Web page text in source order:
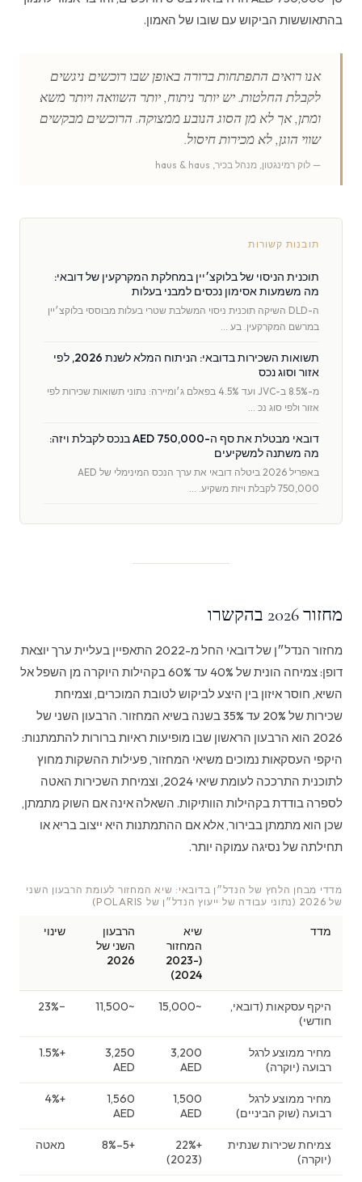
בהתאוששות הביקוש עם שובו של האמון.
אנו רואים התפתחות ברורה באופן שבו רוכשים ניגשים
לקבלת החלטות. יש יותר ניתוח, יותר השוואה ויותר משא
ומתן, אך לא מן הסוג הנובע ממצוקה. הרוכשים מבקשים
שווי הוגן, לא מכירות חיסול.
— לוק רמינגטון, מנהל בכיר, haus & haus
תובנות קשורות
תוכנית הניסוי של בלוקצ׳יין במחלקת המקרקעין של דובאי:
מה משמעות אסימון נכסים למבני בעלות
ה-DLD השיקה תוכנית ניסוי המשלבת שטרי בעלות מבוססי בלוקצ׳יין
במרשם המקרקעין. בע …
תשואות השכירות בדובאי: הניתוח המלא לשנת 2026, לפי
אזור וסוג נכס
מ-8.5% ב-JVC ועד 4.5% בפאלם ג׳ומיירה: נתוני תשואות שכירות לפי
אזור ולפי סוג נכ …
דובאי מבטלת את סף ה-AED 750,000 בנכס לקבלת ויזה:
מה משתנה למשקיעים
באפריל 2026 ביטלה דובאי את ערך הנכס המינימלי של AED
750,000 לקבלת ויזת משקיע. …
מחזור 2026 בהקשרו
מחזור הנדל״ן של דובאי החל מ-2022 התאפיין בעליית ערך יוצאת
דופן: צמיחה הונית של 40% עד 60% בקהילות היוקרה מן השפל אל
השיא, חוסר איזון בין היצע לביקוש לטובת המוכרים, וצמיחת
שכירות של 20% עד 35% בשנה בשיא המחזור. הרבעון השני של
2026 הוא הרבעון הראשון שבו מופיעות ראיות ברורות להתמתנות:
היקפי העסקאות נמוכים משיאי המחזור, פעילות ההשקות מחוץ
לתוכנית התרככה לעומת שיאי 2024, וצמיחת השכירות האטה
לספרה בודדת בקהילות הוותיקות. השאלה אינה אם השוק מתמתן,
שכן הוא מתמתן בבירור, אלא אם ההתמתנות היא ייצוב בריא או
תחילתה של נסיגה עמוקה יותר.
מדדי מבחן הלחץ של הנדל״ן בדובאי: שיא המחזור לעומת הרבעון השני
של 2026 (נתוני עבודה של ייעוץ הנדל״ן של POLARIS)
מדד
שיא
המחזור
(2023-
2024)
הרבעון
השני של
2026
שינוי
היקף עסקאות (דובאי,
חודשי)
~15,000
~11,500
−23%
מחיר ממוצע לרגל
רבועה (יוקרה)
3,200
AED
3,250
AED
+1.5%
מחיר ממוצע לרגל
רבועה (שוק הביניים)
1,500
AED
1,560
AED
+4%
צמיחת שכירות שנתית
(יוקרה)
+22%
(2023)
+5–8% מאטה